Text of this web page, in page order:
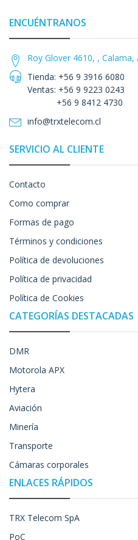
ENCUÉNTRANOS
Roy Glover 4610, ,
Tienda: +56 9 3916 6080
Ventas: +56 9 9223 0243
+56 9 8412 4730
info@trxtelecom.cl
SERVICIO AL CLIENTE
Contacto
Como comprar
Formas de pago
Términos y condiciones
Política de devoluciones
Política de privacidad
Política de Cookies
CATEGORÍAS DESTACADAS
DMR
Motorola APX
Hytera
Aviación
Minería
Transporte
Cámaras corporales
ENLACES RÁPIDOS
TRX Telecom SpA
PoC